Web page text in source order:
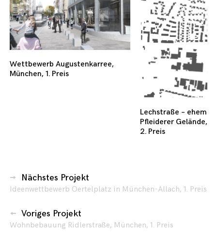
Wettbewerb Augustenkarree,
München, 1. Preis
Lechstraße –
Pfleiderer Gelände,
2. Preis
Beitragsnavigation
Nächstes Projekt
Ideenwettbewerb Oertelplatz in München-Allach, 1. Preis
Voriges Projekt
Wohnbebauung Ridlerstraße, München, 1. Preis